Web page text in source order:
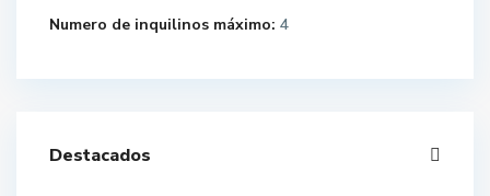
Numero de inquilinos máximo: 4
Destacados